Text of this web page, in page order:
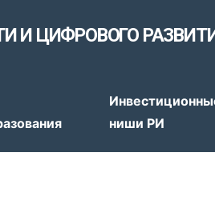
ЦИФРОВОГО
ниши РИ